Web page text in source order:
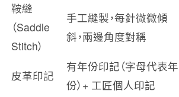
鞍縫
（Saddle
Stitch）
手工縫製，每針微微傾
斜，兩邊角度對稱
皮革印記
有年份印記（字母代表年
份）+ 工匠個人印記